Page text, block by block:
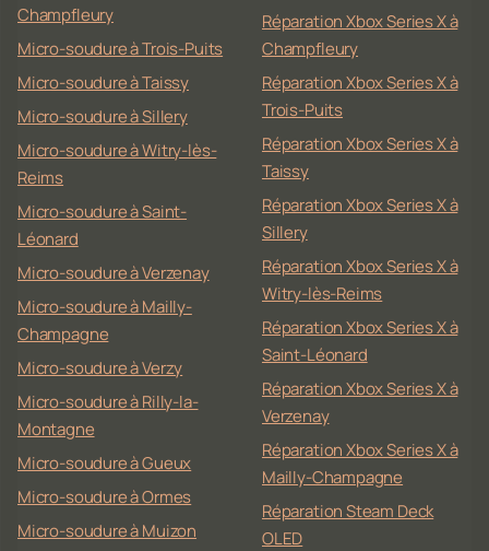
Champfleury
Micro-soudure à Trois-Puits
Micro-soudure à Taissy
Micro-soudure à Sillery
Micro-soudure à Witry-lès-
Reims
Micro-soudure à Saint-
Léonard
Micro-soudure à Verzenay
Micro-soudure à Mailly-
Champagne
Micro-soudure à Verzy
Micro-soudure à Rilly-la-
Montagne
Micro-soudure à Gueux
Micro-soudure à Ormes
Micro-soudure à Muizon
Réparation Xbox Series X à
Champfleury
Réparation Xbox Series X à
Trois-Puits
Réparation Xbox Series X à
Taissy
Réparation Xbox Series X à
Sillery
Réparation Xbox Series X à
Witry-lès-Reims
Réparation Xbox Series X à
Saint-Léonard
Réparation Xbox Series X à
Verzenay
Réparation Xbox Series X à
Mailly-Champagne
Réparation Steam Deck
OLED